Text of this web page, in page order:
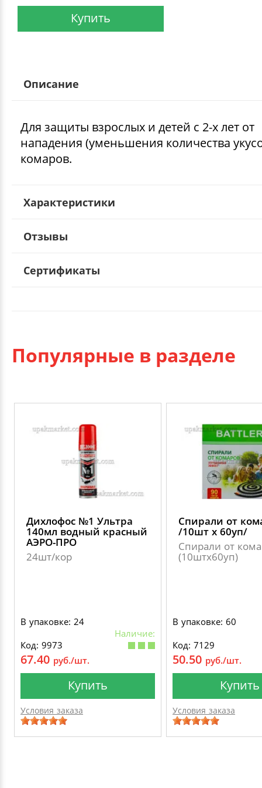
Купить
Описание
Для защиты взрослых и детей с 2-х лет от
нападения (уменьшения количества
комаров.
Характеристики
Отзывы
Сертификаты
Популярные в разделе
Дихлофос №1 Ультра
140мл водный красный
АЭРО-ПРО
24шт/кор
В упаковке: 24
Наличие:
Код: 9973
67.40 руб./шт.
Купить
Условия заказа
Спирали от
/10шт х 60уп/
Спирали от
(10штх60уп)
В упаковке: 60
Код: 7129
50.50 руб./шт.
Купить
Условия заказа